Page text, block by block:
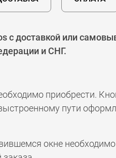
с доставкой или
и СНГ.
приобрести.
пути
окне